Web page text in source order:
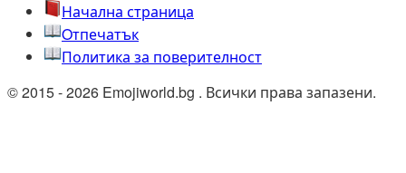
Начална страница
Oтпечатък
Политика за поверителност
© 2015 - 2026 Emojiworld.bg . Всички права запазени.